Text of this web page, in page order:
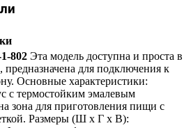
802 Эта модель доступна и проста в
предназначена для подключения к
Основные характеристики:
с термостойким эмалевым
зона для приготовления пищи с
Размеры (Ш х Г х В):